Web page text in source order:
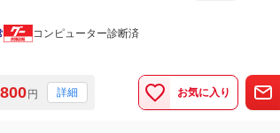
コンピューター診断済
円 詳細 お気に入り